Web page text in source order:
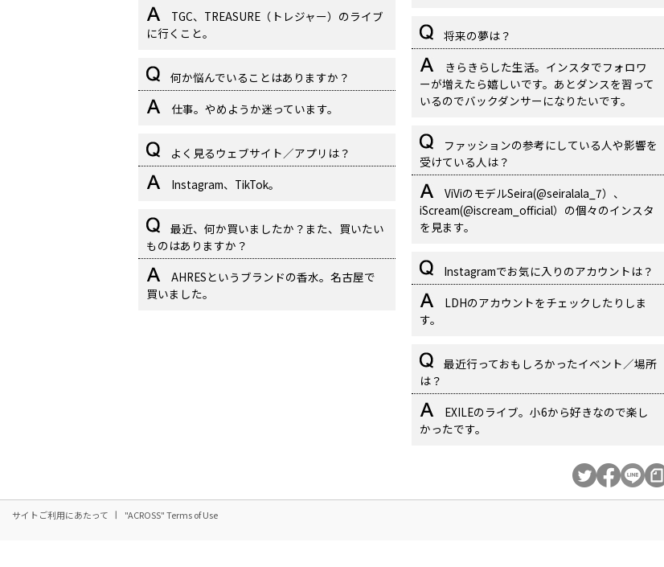
TGC、TREASURE（トレジャー）のライブ
に行くこと。
何か悩んでいることはありますか？
仕事。やめようか迷っています。
よく見るウェブサイト／アプリは？
Instagram、TikTok。
最近、何か買いましたか？また、買いたい
ものはありますか？
AHRESというブランドの香水。名古屋で
買いました。
将来の夢は？
きらきらした生活。インスタでフォロワ
ーが増えたら嬉しいです。あとダンスを習って
いるのでバックダンサーになりたいです。
ファッションの参考にしている人や影響を
受けている人は？
ViViのモデルSeira(@seiralala_7）、
iScream(@iscream_official）の個々のインスタ
を見ます。
Instagramでお気に入りのアカウントは？
LDHのアカウントをチェックしたりしま
す。
最近行っておもしろかったイベント／場所
は？
EXILEのライブ。小6から好きなので楽し
かったです。
サイトご利用にあたって "ACROSS" Terms of Use